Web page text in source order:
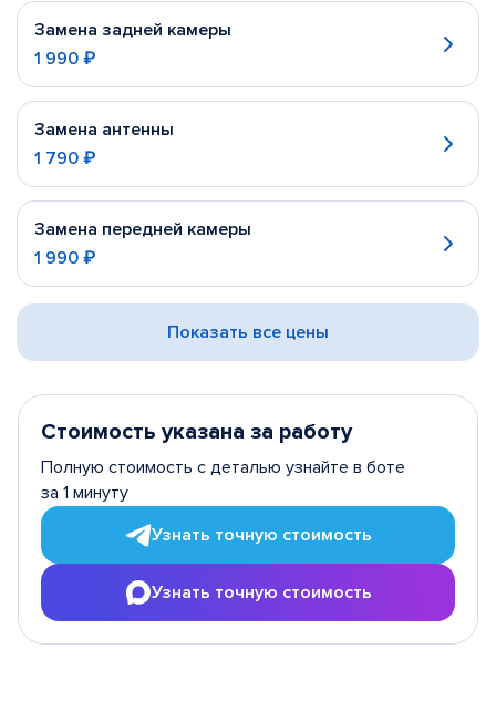
Замена задней камеры
1 990 ₽
Замена антенны
1 790 ₽
Замена передней камеры
1 990 ₽
Показать все цены
Стоимость указана за работу
Полную стоимость с деталью узнайте в боте
за 1 минуту
Узнать точную стоимость
Узнать точную стоимость